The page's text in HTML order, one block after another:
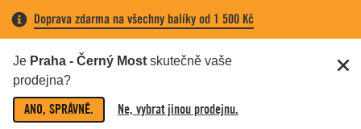
Doprava zdarma na všechny balíky od 1 500 Kč
Je Praha - Černý Most skutečně vaše
prodejna?
ANO, SPRÁVNĚ. Ne, vybrat jinou prodejnu.